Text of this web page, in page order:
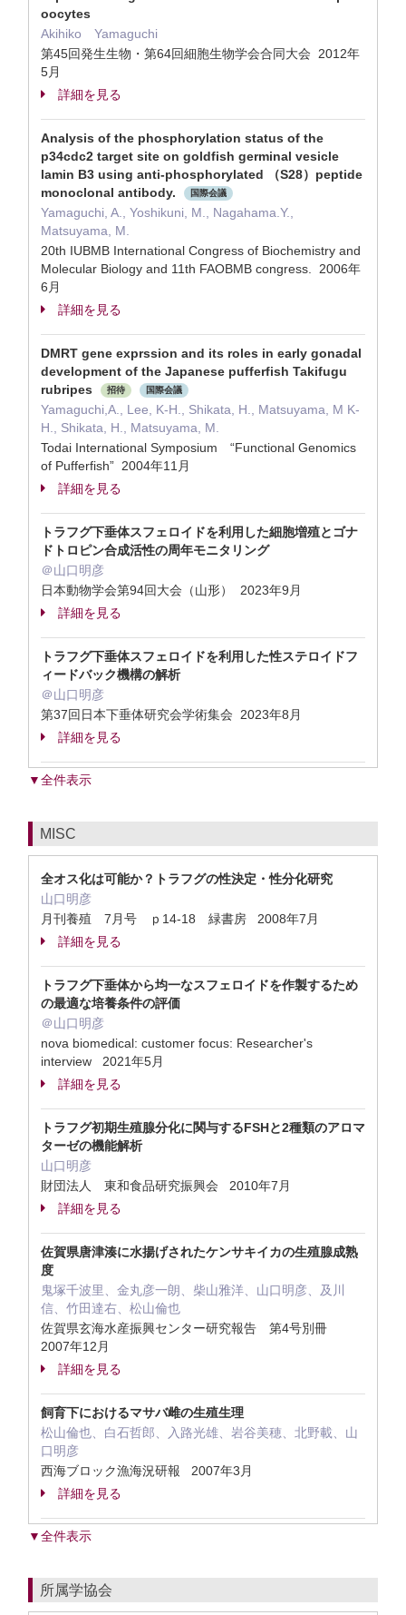
oocytes
Akihiko Yamaguchi
第45回発生生物・第64回細胞生物学会合同大会 2012年
5月
詳細を見る
Analysis of the phosphorylation status of the
p34cdc2 target site on goldfish germinal vesicle
lamin B3 using anti-phosphorylated （S28）peptide
monoclonal antibody.
国際会議
Yamaguchi, A., Yoshikuni, M., Nagahama.Y.,
Matsuyama, M.
20th IUBMB International Congress of Biochemistry and
Molecular Biology and 11th FAOBMB congress. 2006年
6月
詳細を見る
DMRT gene exprssion and its roles in early gonadal
development of the Japanese pufferfish Takifugu
rubripes
招待 国際会議
Yamaguchi,A., Lee, K-H., Shikata, H., Matsuyama, M K-
H., Shikata, H., Matsuyama, M.
Todai International Symposium “Functional Genomics
of Pufferfish” 2004年11月
詳細を見る
トラフグ下垂体スフェロイドを利用した細胞増殖とゴナ
ドトロピン合成活性の周年モニタリング
＠山口明彦
日本動物学会第94回大会（山形） 2023年9月
詳細を見る
トラフグ下垂体スフェロイドを利用した性ステロイドフ
ィードバック機構の解析
＠山口明彦
第37回日本下垂体研究会学術集会 2023年8月
詳細を見る
▼全件表示
MISC
全オス化は可能か？トラフグの性決定・性分化研究
山口明彦
月刊養殖 7月号 ｐ14-18 緑書房 2008年7月
詳細を見る
トラフグ下垂体から均一なスフェロイドを作製するため
の最適な培養条件の評価
＠山口明彦
nova biomedical: customer focus: Researcher's
interview 2021年5月
詳細を見る
トラフグ初期生殖腺分化に関与するFSHと2種類のアロマ
ターゼの機能解析
山口明彦
財団法人 東和食品研究振興会 2010年7月
詳細を見る
佐賀県唐津湊に水揚げされたケンサキイカの生殖腺成熟
度
鬼塚千波里、金丸彦一朗、柴山雅洋、山口明彦、及川
信、竹田達右、松山倫也
佐賀県玄海水産振興センター研究報告 第4号別冊
2007年12月
詳細を見る
飼育下におけるマサバ雌の生殖生理
松山倫也、白石哲郎、入路光雄、岩谷美穂、北野載、山
口明彦
西海ブロック漁海況研報 2007年3月
詳細を見る
▼全件表示
所属学協会